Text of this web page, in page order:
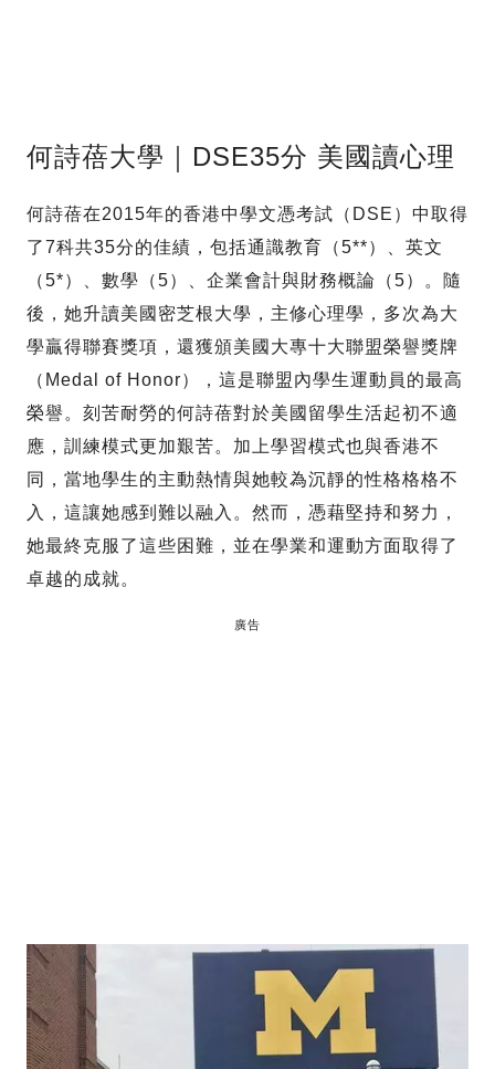
何詩蓓大學｜DSE35分 美國讀心理
何詩蓓在2015年的香港中學文憑考試（DSE）中取得
了7科共35分的佳績，包括通識教育（5**）、英文
（5*）、數學（5）、企業會計與財務概論（5）。隨
後，她升讀美國密芝根大學，主修心理學，多次為大
學贏得聯賽獎項，還獲頒美國大專十大聯盟榮譽獎牌
（Medal of Honor），這是聯盟內學生運動員的最高
榮譽。刻苦耐勞的何詩蓓對於美國留學生活起初不適
應，訓練模式更加艱苦。加上學習模式也與香港不
同，當地學生的主動熱情與她較為沉靜的性格格格不
入，這讓她感到難以融入。然而，憑藉堅持和努力，
她最終克服了這些困難，並在學業和運動方面取得了
卓越的成就。
廣告